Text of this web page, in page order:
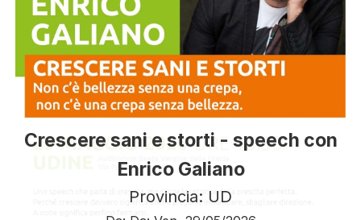
Crescere sani e storti - speech con
Enrico Galiano
Provincia: UD